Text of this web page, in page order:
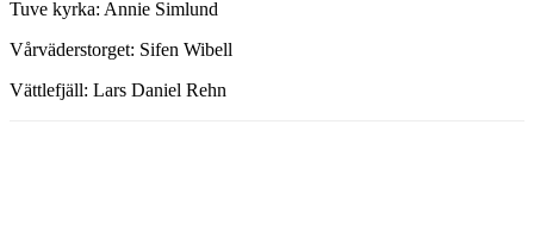
Tuve kyrka: Annie Simlund
Vårväderstorget: Sifen Wibell
Vättlefjäll: Lars Daniel Rehn